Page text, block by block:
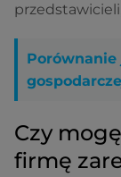
Porównanie
Czy
firmę